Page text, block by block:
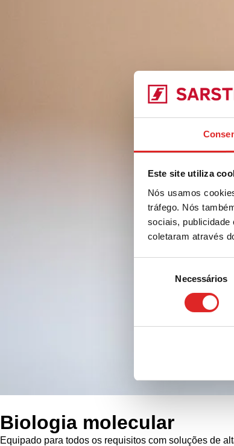
Este site utiliza
Nós usamos
tráfego. Nós
sociais, publicidade
coletaram através
consentimento
Necessários
Biologia molecular
Equipado para todos os requisitos com soluções de